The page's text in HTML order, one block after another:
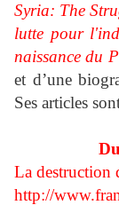
Syria: The
lutte pour
naissance du
et d’une
Ses articles
La destruction
http://